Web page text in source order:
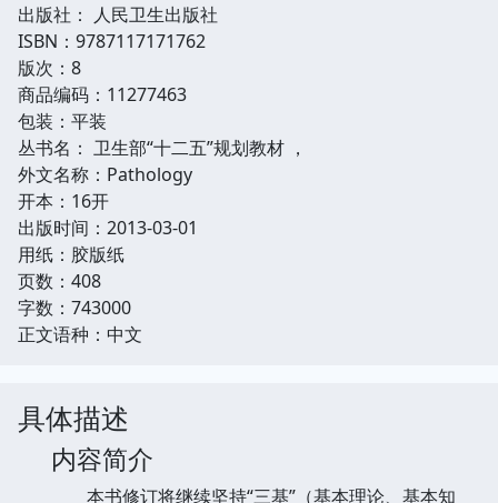
出版社： 人民卫生出版社
ISBN：9787117171762
版次：8
商品编码：11277463
包装：平装
丛书名： 卫生部“十二五”规划教材 ，
外文名称：Pathology
开本：16开
出版时间：2013-03-01
用纸：胶版纸
页数：408
字数：743000
正文语种：中文
具体描述
内容简介
本书修订将继续坚持“三基”（基本理论、基本知